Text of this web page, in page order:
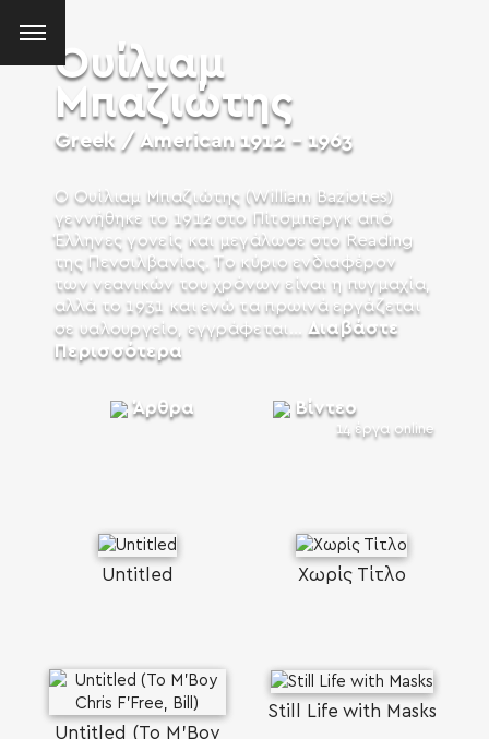
SEARCH AND PRESS ENTER
Ουίλιαμ
Μπαζιώτης
Greek / American 1912 - 1963
Ο Ουίλιαμ Μπαζιώτης (William Baziotes)
γεννήθηκε το 1912 στο Πίτσμπεργκ από
Έλληνες γονείς και μεγάλωσε στο Reading
της Πενσιλβανίας. Το κύριο ενδιαφέρον
των νεανικών του χρόνων είναι η πυγμαχία,
αλλά το 1931 και ενώ τα πρωινά εργάζεται
σε υαλουργείο, εγγράφεται...
Διαβάστε
Περισσότερα
Άρθρα Bίντεο
14 έργα online
Untitled Χωρίς Τίτλο
Untitled (To M'Boy
Still Life with Masks